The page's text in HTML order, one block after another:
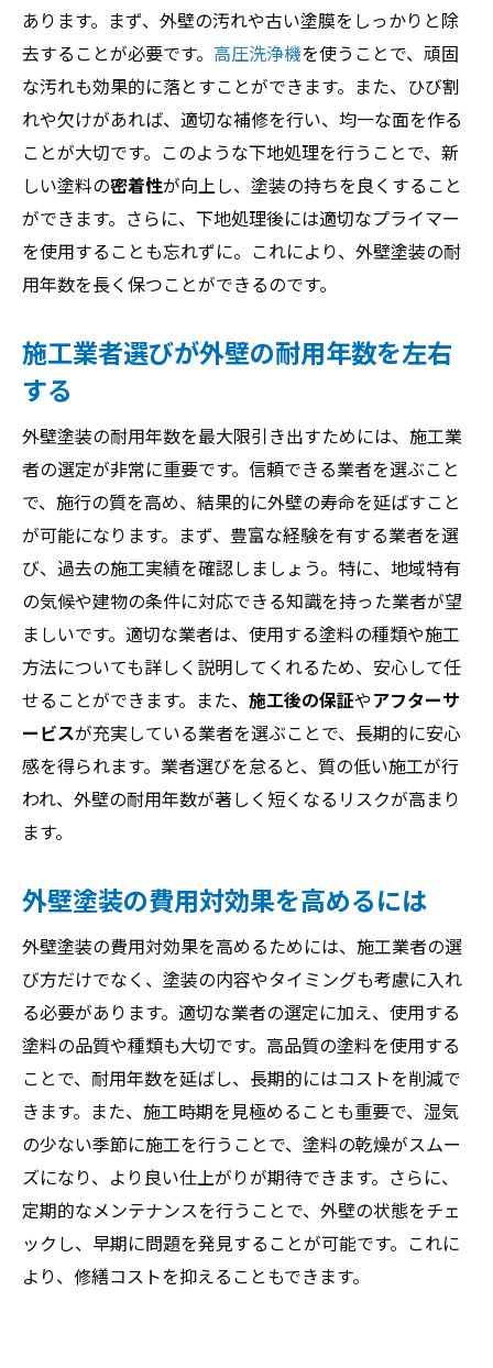
あります。まず、外壁の汚れや古い塗膜をしっかりと除
去することが必要です。 高圧洗浄機を使うことで、頑固
な汚れも効果的に落とすことができます。また、ひび割
れや欠けがあれば、適切な補修を行い、均一な面を作る
ことが大切です。このような下地処理を行うことで、新
しい塗料の密着性が向上し、塗装の持ちを良くすること
ができます。さらに、下地処理後には適切なプライマー
を使用することも忘れずに。これにより、外壁塗装の耐
用年数を長く保つことができるのです。
施工業者選びが外壁の耐用年数を左右
する
外壁塗装の耐用年数を最大限引き出すためには、施工業
者の選定が非常に重要です。信頼できる業者を選ぶこと
で、施行の質を高め、結果的に外壁の寿命を延ばすこと
が可能になります。まず、豊富な経験を有する業者を選
び、過去の施工実績を確認しましょう。特に、地域特有
の気候や建物の条件に対応できる知識を持った業者が望
ましいです。適切な業者は、使用する塗料の種類や施工
方法についても詳しく説明してくれるため、安心して任
せることができます。また、 施工後の保証やアフターサ
ービスが充実している業者を選ぶことで、長期的に安心
感を得られます。業者選びを怠ると、質の低い施工が行
われ、外壁の耐用年数が著しく短くなるリスクが高まり
ます。
外壁塗装の費用対効果を高めるには
外壁塗装の費用対効果を高めるためには、施工業者の選
び方だけでなく、塗装の内容やタイミングも考慮に入れ
る必要があります。適切な業者の選定に加え、使用する
塗料の品質や種類も大切です。高品質の塗料を使用する
ことで、耐用年数を延ばし、長期的にはコストを削減で
きます。また、施工時期を見極めることも重要で、湿気
の少ない季節に施工を行うことで、塗料の乾燥がスムー
ズになり、より良い仕上がりが期待できます。さらに、
定期的なメンテナンスを行うことで、外壁の状態をチェ
ックし、早期に問題を発見することが可能です。これに
より、修繕コストを抑えることもできます。